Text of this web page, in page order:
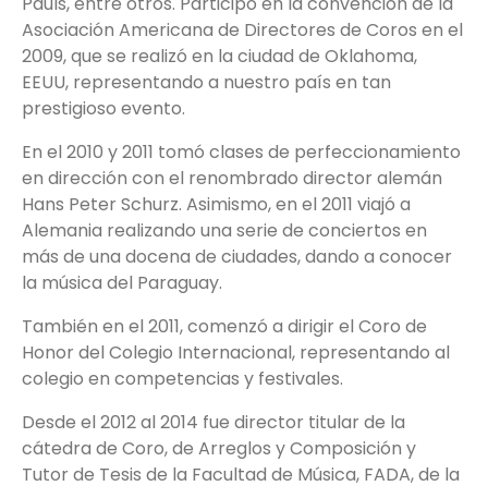
Asociación Americana de Directores de Coros en el
2009, que se realizó en la ciudad de Oklahoma,
EEUU, representando a nuestro país en tan
prestigioso evento.
En el 2010 y 2011 tomó clases de perfeccionamiento
en dirección con el renombrado director alemán
Hans Peter Schurz. Asimismo, en el 2011 viajó a
Alemania realizando una serie de conciertos en
más de una docena de ciudades, dando a conocer
la música del Paraguay.
También en el 2011, comenzó a dirigir el Coro de
Honor del Colegio Internacional, representando al
colegio en competencias y festivales.
Desde el 2012 al 2014 fue director titular de la
cátedra de Coro, de Arreglos y Composición y
Tutor de Tesis de la Facultad de Música, FADA, de la